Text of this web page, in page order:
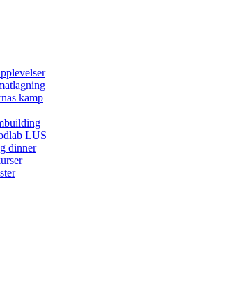
kamp
LUS
dinner